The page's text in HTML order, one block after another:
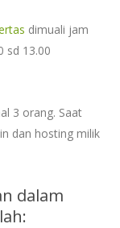
dimuali jam
sd 13.00
3 orang. Saat
dan hosting milik
dalam